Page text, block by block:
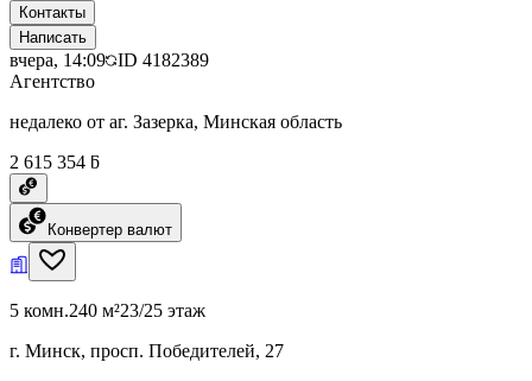
Контакты
Написать
вчера, 14:09 ID 4182389
Агентство
недалеко от аг. Зазерка, Минская область
2 615 354 ƃ
Конвертер валют
5 комн.240 м²23/25 этаж
г. Минск, просп. Победителей, 27